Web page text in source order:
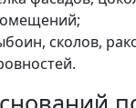
сколов,